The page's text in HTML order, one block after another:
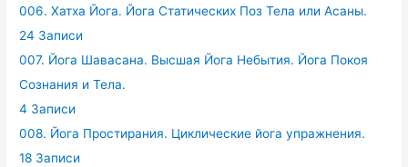
006. Хатха Йога. Йога Статических Поз Тела или Асаны.
24 Записи
007. Йога Шавасана. Высшая Йога Небытия. Йога Покоя
Сознания и Тела.
4 Записи
008. Йога Простирания. Циклические йога упражнения.
18 Записи